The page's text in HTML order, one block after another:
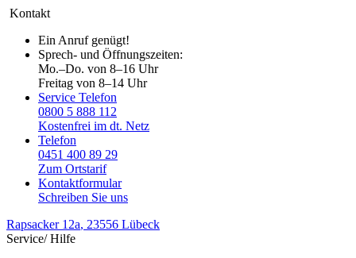
Kontakt
Ein Anruf genügt!
Sprech- und Öffnungszeiten:
Mo.–Do. von 8–16 Uhr
Freitag von 8–14 Uhr
Service Telefon
0800 5 888 112
Kostenfrei im dt. Netz
Telefon
0451 400 89 29
Zum Ortstarif
Kontaktformular
Schreiben Sie uns
Rapsacker 12a, 23556 Lübeck
Service/ Hilfe